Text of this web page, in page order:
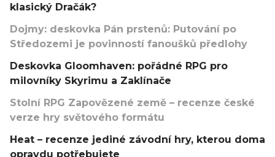
klasický Dračák?
Dojmy: deskovka Pán prstenů: Putování po
Středozemi je povinností fanoušků předlohy
Deskovka Gloomhaven: pořádné RPG pro
milovníky Skyrimu a Zaklínače
Stolní RPG Zapovězené země – recenze české
verze hry světového formátu
Heat – recenze jediné závodní hry, kterou doma
opravdu potřebujete